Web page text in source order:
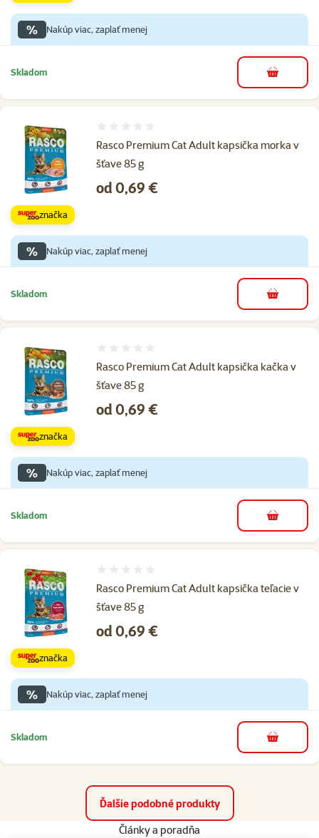
% Nakúp viac, zaplať menej
Skladom do košíka
Rasco Premium Cat Adult kapsička morka v
šťave 85 g
Cena
od 0,69 €
značka
% Nakúp viac, zaplať menej
Skladom do košíka
Rasco Premium Cat Adult kapsička kačka v
šťave 85 g
Cena
od 0,69 €
značka
% Nakúp viac, zaplať menej
Skladom do košíka
Rasco Premium Cat Adult kapsička teľacie v
šťave 85 g
Cena
od 0,69 €
značka
% Nakúp viac, zaplať menej
Skladom do košíka
Ďalšie podobné produkty
Články a poradňa